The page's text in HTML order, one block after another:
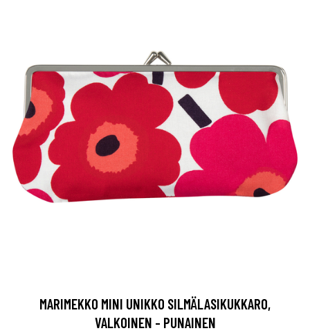
MARIMEKKO MINI UNIKKO SILMÄLASIKUKKARO,
VALKOINEN - PUNAINEN